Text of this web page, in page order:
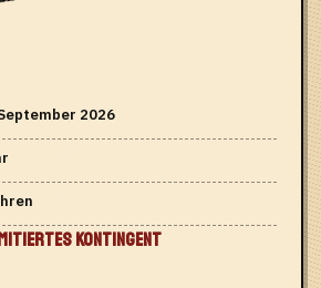
2026
KONTINGENT